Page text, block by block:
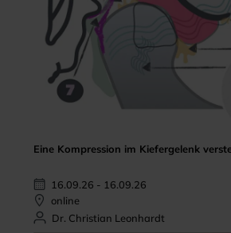
Eine Kompression im Kiefergelenk
16.09.26 - 16.09.26
online
Dr. Christian Leonhardt